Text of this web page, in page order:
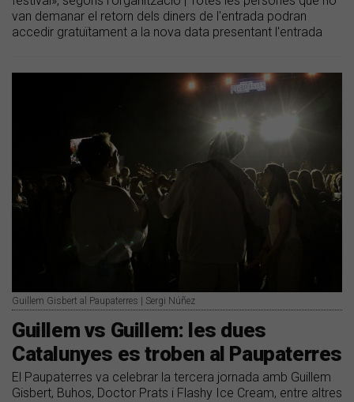
van demanar el retorn dels diners de l'entrada podran
accedir gratuïtament a la nova data presentant l'entrada
Guillem Gisbert al Paupaterres | Sergi Núñez
Guillem vs Guillem: les dues
Catalunyes es troben al Paupaterres
El Paupaterres va celebrar la tercera jornada amb Guillem
Gisbert, Buhos, Doctor Prats i Flashy Ice Cream, entre altres